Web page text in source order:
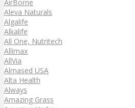
AirBorne
Aleva Naturals
Algalife
Alkalife
All One, Nutritech
Allimax
AllVia
Almased USA
Alta Health
Always
Amazing Grass